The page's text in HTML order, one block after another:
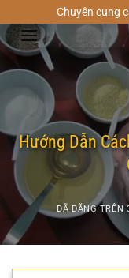
đến
nội
dung
Chuyên cung
Hướng Dẫn
ĐÃ ĐĂNG TRÊN